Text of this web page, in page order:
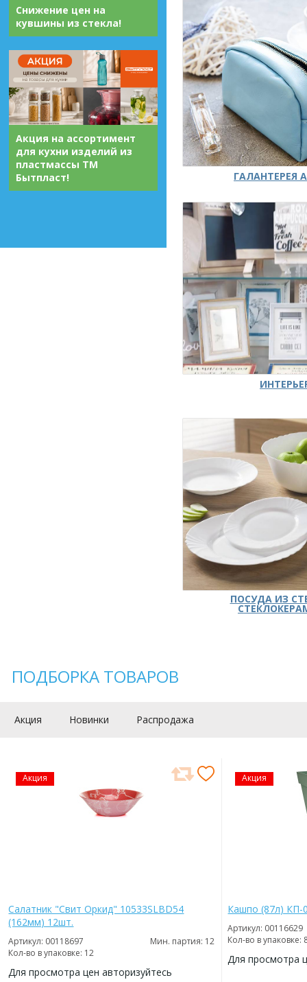
Снижение цен на
кувшины из стекла!
Акция на ассортимент
для кухни изделий из
пластмассы ТМ
Бытпласт!
ГАЛАНТЕРЕЯ
ПОСУДА ИЗ
ПОДБОРКА ТОВАРОВ
Акция Новинки Распродажа
Акция
Салатник "Свит Оркид" 10533SLBD54
(162мм) 12шт.
Артикул: 00118697
Мин. партия: 12
Кол-во в упаковке: 12
Для просмотра цен авторизуйтесь
Акция
Кашпо (87л) КП-
Артикул: 00116629
Кол-во в упаковке:
Для просмотра